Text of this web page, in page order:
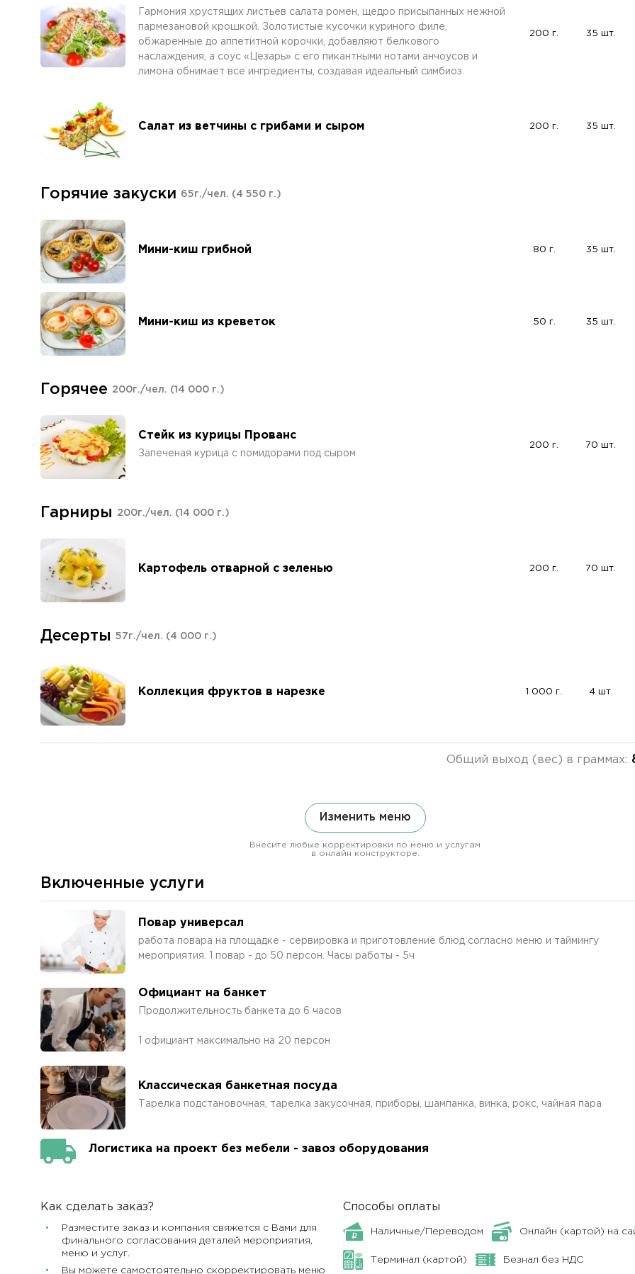
Гармония хрустящих листьев салата ромен, щедро присыпанных нежной
пармезановой крошкой. Золотистые кусочки куриного филе,
обжаренные до аппетитной корочки, добавляют белкового
наслаждения, а соус «Цезарь» с его пикантными нотами анчоусов и
лимона обнимает все ингредиенты, создавая идеальный симбиоз.
200 г. 35 шт.
Салат из ветчины с грибами и сыром 200 г. 35 шт.
Горячие закуски 65г./чел. (4 550 г.)
Мини-киш грибной 80 г. 35 шт.
Мини-киш из креветок 50 г. 35 шт.
Горячее 200г./чел. (14 000 г.)
Стейк из курицы Прованс
Запеченая курица с помидорами под сыром
200 г. 70 шт.
Гарниры 200г./чел. (14 000 г.)
Картофель отварной с зеленью 200 г. 70 шт.
Десерты 57г./чел. (4 000 г.)
Коллекция фруктов в нарезке 1 000 г. 4 шт.
Общий выход (вес) в граммах:
Изменить меню
Внесите любые корректировки по меню и услугам
в онлайн конструкторе.
Включенные услуги
Повар универсал
работа повара на площадке - сервировка и приготовление блюд согласно меню и таймингу
мероприятия. 1 повар - до 50 персон. Часы работы - 5ч
Официант на банкет
Продолжительность банкета до 6 часов
1 официант максимально на 20 персон
Классическая банкетная посуда
Тарелка подстановочная, тарелка закусочная, приборы, шампанка, винка, рокс, чайная пара
Логистика на проект без мебели - завоз оборудования
Как сделать заказ?
Разместите заказ и компания свяжется с Вами для
финального согласования деталей мероприятия,
меню и услуг.
Вы можете самостоятельно скорректировать меню
Способы оплаты
Наличные/Переводом Онлайн (картой) на
Терминал (картой) Безнал без НДС